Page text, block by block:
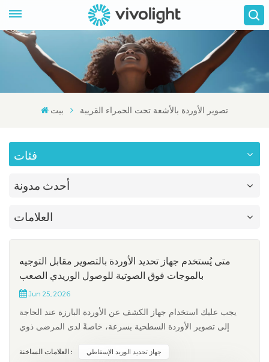
بيت تصوير الأوردة بالأشعة تحت الحمراء القريبة
فئات
أحدث مدونة
العلامات
متى يُستخدم جهاز تحديد الأوردة بالتصوير مقابل التوجيه
بالموجات فوق الصوتية للوصول الوريدي الصعب
Jun 25, 2026
يجب عليك استخدام جهاز الكشف عن الأوردة البارزة عند الحاجة
إلى تصوير الأوردة السطحية بسرعة، خاصةً لدى المرضى ذوي
لتحديد الأوردة العميقة أو لتجنب الشرايين والأعصاب في حالات
العلامات الساخنة : جهاز تحديد الوريد الإسقاطي